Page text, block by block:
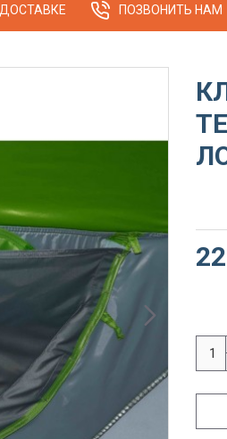
ПОЗВОНИТЬ НАМ